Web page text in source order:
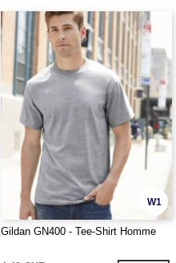
W1
Gildan GN400 - Tee-Shirt Homme